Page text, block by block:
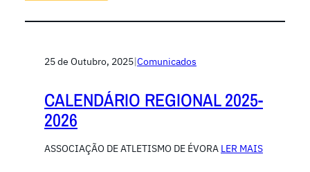
25 de Outubro, 2025|Comunicados
CALENDÁRIO REGIONAL 2025-
2026
ASSOCIAÇÃO DE ATLETISMO DE ÉVORA LER MAIS